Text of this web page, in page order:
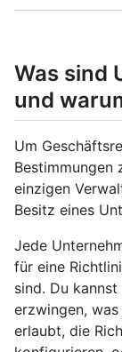
Was sind
und
Um
Bestimmungen
einzigen
Besitz eines
Jede
für eine
sind. Du
erzwingen,
erlaubt, die